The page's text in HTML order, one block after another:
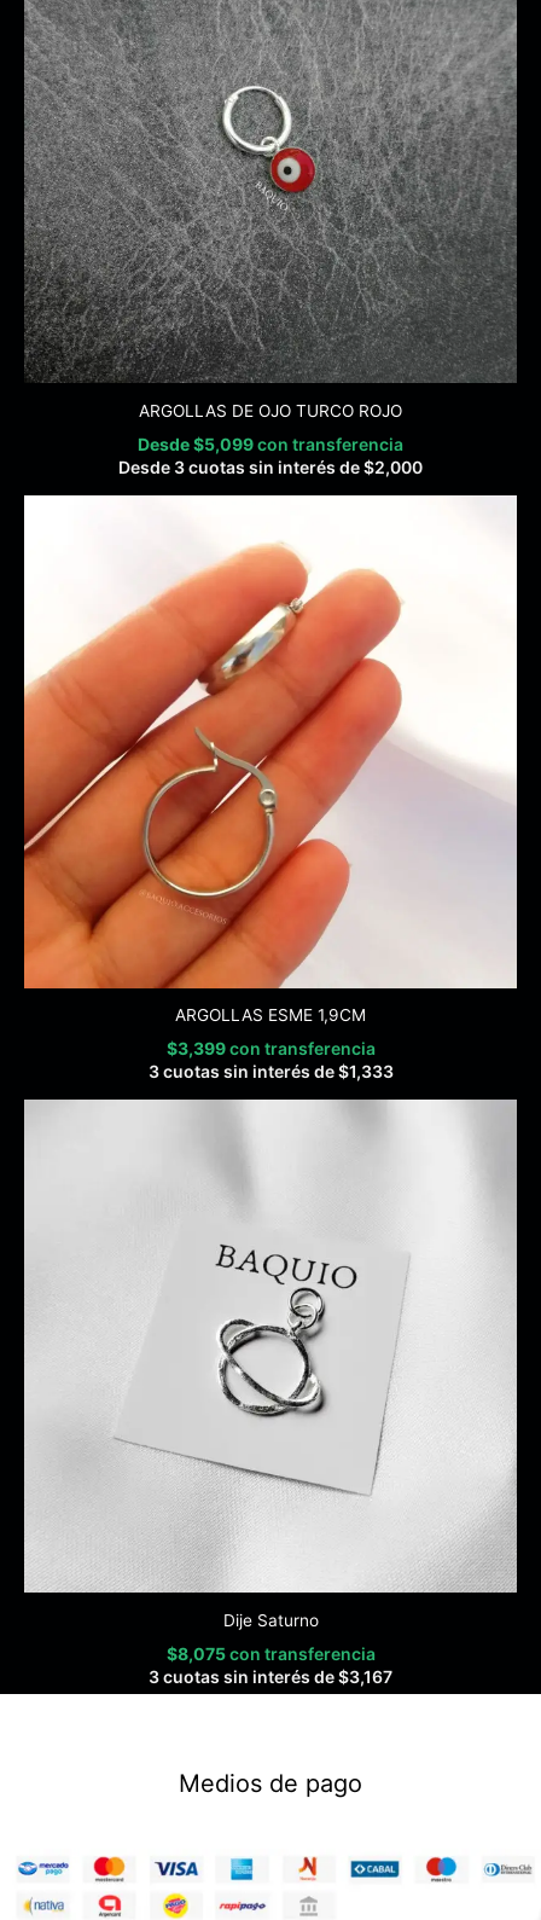
ARGOLLAS DE OJO TURCO ROJO
Desde$5,099con transferencia
Desde 3 cuotas sin interés de$2,000
ARGOLLAS ESME 1,9CM
$3,399 con transferencia
3 cuotas sin interés de$1,333
Dije Saturno
$8,075 con transferencia
3 cuotas sin interés de$3,167
Medios de pago